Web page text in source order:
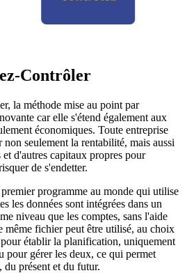
Contrôler
la méthode mise au point par
car elle s'étend également aux
économiques. Toute entreprise
seulement la rentabilité, mais aussi
d'autres capitaux propres pour
de s'endetter.
programme au monde qui utilise
les données sont intégrées dans un
niveau que les comptes, sans l'aide
même fichier peut être utilisé, au choix
établir la planification, uniquement
pour gérer les deux, ce qui permet
présent et du futur.